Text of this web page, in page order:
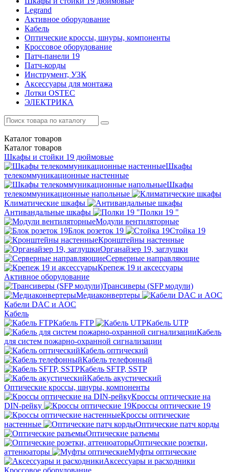
Legrand
Активное оборудование
Кабель
Оптические кроссы, шнуры, компоненты
Кроссовое оборудование
Патч-панели 19
Патч-корды
Инструмент, УЗК
Аксессуары для монтажа
Лотки OSTEC
ЭЛЕКТРИКА
Каталог товаров
Каталог товаров
Шкафы и стойки 19 дюймовые
Шкафы
телекоммуникационные настенные
Шкафы
телекоммуникационные напольные
Климатические шкафы
Антивандальные шкафы
Полки 19 "
Модули вентиляторные
Блок розеток 19
Стойка 19
Кронштейны настенные
Органайзер 19, заглушки
Серверные направляющие
Крепеж 19 и аксессуары
Активное оборудование
Трансиверы (SFP модули)
Медиаконвертеры
Кабели DAC и AOC
Кабель
Кабель FTP
Кабель UTP
Кабель
для систем пожарно-охранной сигнализации
Кабель оптический
Кабель телефонный
Кабель SFTP, SSTP
Кабель акустический
Оптические кроссы, шнуры, компоненты
Кроссы оптические на
DIN-рейку
Кроссы оптические 19
Кроссы оптические
настенные
Оптические патч корды
Оптические разъемы
Оптические розетки,
аттенюаторы
Муфты оптические
Аксессуары и расходники
Кроссовое оборудование